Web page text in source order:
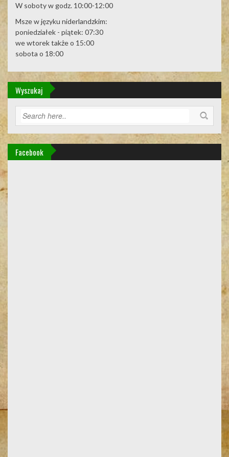
W soboty w godz. 10:00-12:00
Msze w języku niderlandzkim:
poniedziałek - piątek: 07:30
we wtorek także o 15:00
sobota o 18:00
Wyszukaj
Facebook